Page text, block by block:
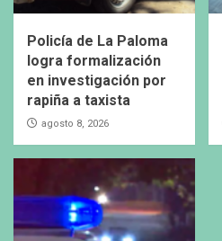
Policía de La Paloma
logra formalización
en investigación por
rapiña a taxista
agosto 8, 2026